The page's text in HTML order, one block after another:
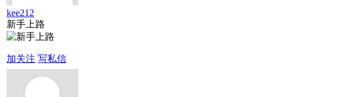
kee212
新手上路
加关注 写私信